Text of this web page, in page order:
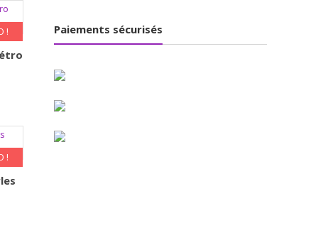
!
!
Paiements sécurisés